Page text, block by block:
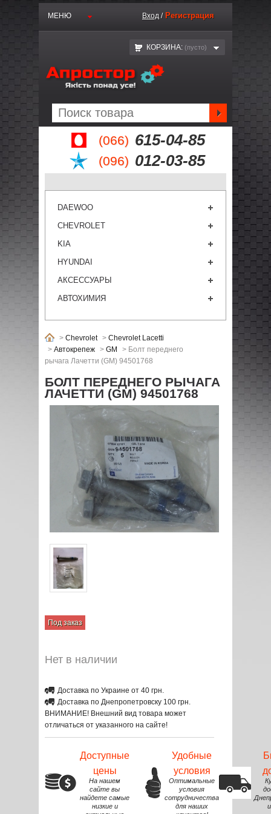
(066) 615-04-85
(096) 012-03-85
МЕНЮ Вход / Регистрация
КОРЗИНА: (пустo)
DAEWOO
CHEVROLET
KIA
HYUNDAI
АКСЕССУАРЫ
АВТОХИМИЯ
> Chevrolet > Chevrolet Lacetti
> Автокрепеж > GM > Болт переднего
рычага Лачетти (GM) 94501768
БОЛТ ПЕРЕДНЕГО РЫЧАГА
ЛАЧЕТТИ (GM) 94501768
Под заказ
Нет в наличии
Доставка по Украине от 40 грн.
Доставка по Днепропетровску 100 грн.
ВНИМАНИЕ! Внешний вид товара может
отличаться от указанного на сайте!
Доступные
цены
На нашем
сайте вы
найдете самые
низкие и
Удобные
условия
Оптимальные
условия
сотрудничества
для наших